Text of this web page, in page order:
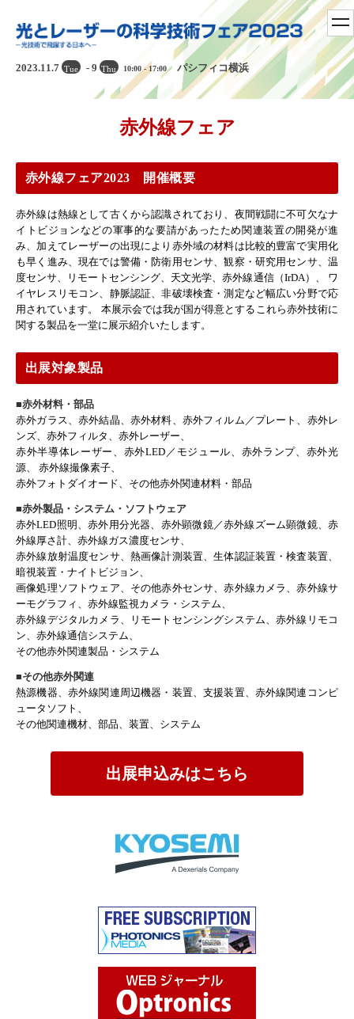
2023.11.7 Tue - 9 Thu 10:00 - 17:00パシフィコ横浜
赤外線フェア
赤外線フェア2023 開催概要
赤外線は熱線として古くから認識されており、夜間戦闘に不可欠なナ
イトビジョンなどの軍事的な要請があったため関連装置の開発が進
み、加えてレーザーの出現により赤外域の材料は比較的豊富で実用化
も早く進み、現在では警備・防衛用センサ、観察・研究用センサ、温
度センサ、リモートセンシング、天文光学、赤外線通信（IrDA）、 ワ
イヤレスリモコン、静脈認証、非破壊検査・測定など幅広い分野で応
用されています。 本展示会では我が国が得意とするこれら赤外技術に
関する製品を一堂に展示紹介いたします。
出展対象製品
■赤外材料・部品
赤外ガラス、赤外結晶、赤外材料、赤外フィルム／プレート、赤外レ
ンズ、赤外フィルタ、赤外レーザー、
赤外半導体レーザー、赤外LED／モジュール、赤外ランプ、赤外光
源、 赤外線撮像素子、
赤外フォトダイオード、その他赤外関連材料・部品
■赤外製品・システム・ソフトウェア
赤外LED照明、赤外用分光器、赤外顕微鏡／赤外線ズーム顕微鏡、赤
外線厚さ計、赤外線ガス濃度センサ、
赤外線放射温度センサ、熱画像計測装置、生体認証装置・検査装置、
暗視装置・ナイトビジョン、
画像処理ソフトウェア、その他赤外センサ、赤外線カメラ、赤外線サ
ーモグラフィ、赤外線監視カメラ・システム、
赤外線デジタルカメラ、リモートセンシングシステム、赤外線リモコ
ン、赤外線通信システム、
その他赤外関連製品・システム
■その他赤外関連
熱源機器、赤外線関連周辺機器・装置、支援装置、赤外線関連コンピ
ュータソフト、
その他関連機材、部品、装置、システム
出展申込みはこちら